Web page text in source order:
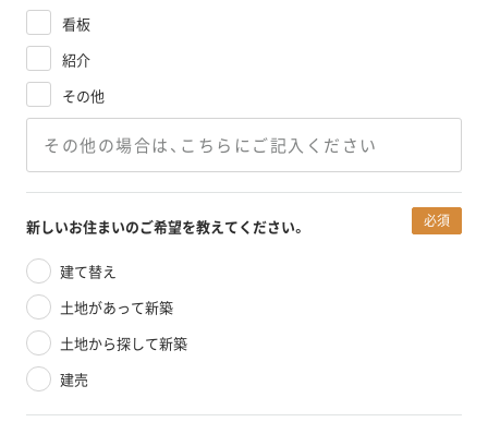
看板
紹介
その他
新しいお住まいのご希望を教えてください。 必須
建て替え
土地があって新築
土地から探して新築
建売